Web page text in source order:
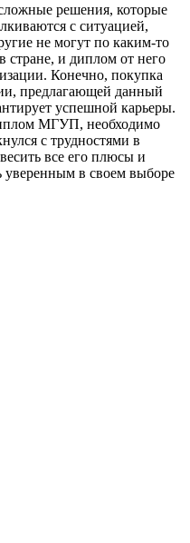
решения, которые
с ситуацией,
не могут по каким-то
стране, и диплом от него
Конечно, покупка
предлагающей данный
успешной карьеры.
МГУП, необходимо
с трудностями в
все его плюсы и
в своем выборе